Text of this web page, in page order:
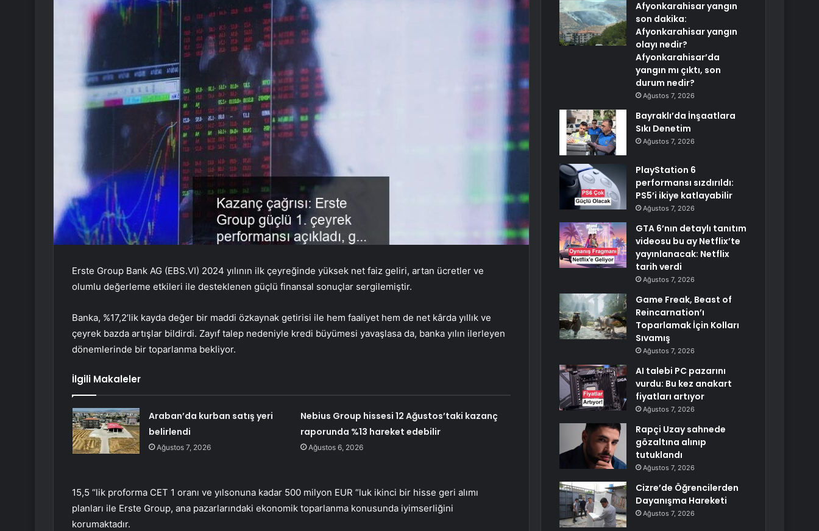
Erste Group Bank AG (EBS.VI) 2024 yılının ilk çeyreğinde yüksek net faiz geliri, artan ücretler ve
olumlu değerleme etkileri ile desteklenen güçlü finansal sonuçlar sergilemiştir.
Banka, %17,2’lik kayda değer bir maddi özkaynak getirisi ile hem faaliyet hem de net kârda yıllık ve
çeyrek bazda artışlar bildirdi. Zayıf talep nedeniyle kredi büyümesi yavaşlasa da, banka yılın ilerleyen
dönemlerinde bir toparlanma bekliyor.
İlgili Makaleler
Araban’da kurban satış yeri
belirlendi
Ağustos 7, 2026
Nebius Group hissesi 12 Ağustos’taki kazanç
raporunda %13 hareket edebilir
Ağustos 6, 2026
15,5 “lik proforma CET 1 oranı ve yılsonuna kadar 500 milyon EUR “luk ikinci bir hisse geri alımı
planları ile Erste Group, ana pazarlarındaki ekonomik toparlanma konusunda iyimserliğini
korumaktadır.
Afyonkarahisar yangın
son dakika:
Afyonkarahisar yangın
olayı nedir?
Afyonkarahisar’da
yangın mı çıktı, son
durum nedir?
Ağustos 7, 2026
Bayraklı’da İnşaatlara
Sıkı Denetim
Ağustos 7, 2026
PlayStation 6
performansı sızdırıldı:
PS5’i ikiye katlayabilir
Ağustos 7, 2026
GTA 6’nın detaylı tanıtım
videosu bu ay Netflix’te
yayınlanacak: Netflix
tarih verdi
Ağustos 7, 2026
Game Freak, Beast of
Reincarnation’ı
Toparlamak İçin Kolları
Sıvamış
Ağustos 7, 2026
AI talebi PC pazarını
vurdu: Bu kez anakart
fiyatları artıyor
Ağustos 7, 2026
Rapçi Uzay sahnede
gözaltına alınıp
tutuklandı
Ağustos 7, 2026
Cizre’de Öğrencilerden
Dayanışma Hareketi
Ağustos 7, 2026